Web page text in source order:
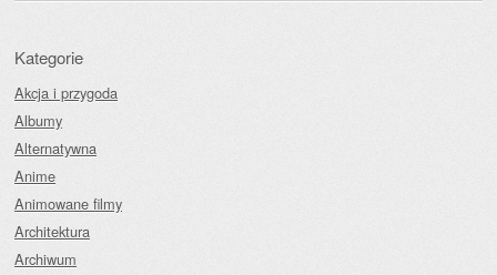
Kategorie
Akcja i przygoda
Albumy
Alternatywna
Anime
Animowane filmy
Architektura
Archiwum